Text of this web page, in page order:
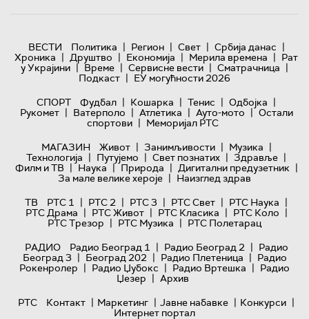
ВЕСТИ Политика | Регион | Свет | Србија данас |
Хроника | Друштво | Економија | Мерила времена | Рат
у Украјини | Време | Сервисне вести | Сматрачница |
Подкаст | ЕУ могућности 2026
СПОРТ
Фудбал | Кошарка | Тенис | Одбојка |
Рукомет | Ватерполо | Атлетика | Ауто-мото | Остали
спортови | Меморијал РТС
МАГАЗИН
Живот | Занимљивости | Музика |
Технологијa | Путујемо | Свет познатих | Здравље |
Филм и ТВ | Наука | Природа | Дигитални предузетник |
За мале велике хероје | Наизглед здрав
ТВ
РТС 1 | РТС 2 | РТС 3 | РТС Свет | РТС Наука |
РТС Драма | РТС Живот | РТС Класика | РТС Коло |
РТС Трезор | РТС Музика | РТС Полетарац
РАДИО
Радио Београд 1 | Радио Београд 2 | Радио
Београд 3 | Београд 202 | Радио Плетеница | Радио
Рокенролер | Радио Џубокс | Радио Вртешка | Радио
Џезер | Архив
РТС
Контакт | Маркетинг | Јавне набавке | Конкурси |
Интернет портал